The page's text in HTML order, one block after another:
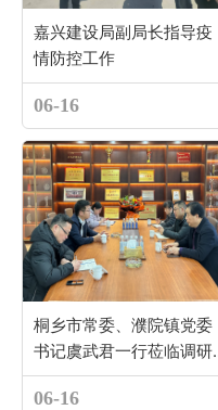
嘉兴建设局副局长指导疫
情防控工作
06-16
桐乡市常委、濮院镇党委
书记虞武君一行莅临调研
指导
06-16